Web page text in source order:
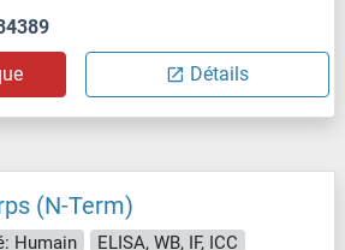
Détails
(N-Term)
Humain
ELISA, WB, IF, ICC